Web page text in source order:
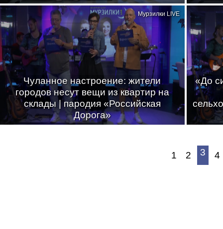
Чуланное настроение: жители
городов несут вещи из квартир на
склады | пародия «Российская
Дорога»
Мурзилки LIVE
«До
1 2 3 4